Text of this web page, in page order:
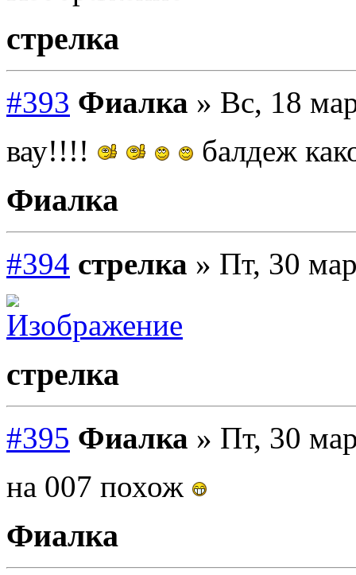
стрелка
#393 Фиалка » Вс, 18
вау!!!!
балдеж
Фиалка
#394 стрелка » Пт, 30
стрелка
#395 Фиалка » Пт, 30
на 007 похож
Фиалка